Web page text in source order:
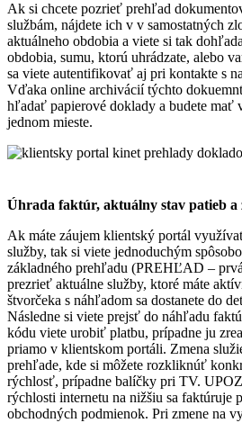
Ak si chcete pozrieť prehľad
službám, nájdete ich v v samostatných
aktuálneho obdobia a viete si tak
obdobia, sumu, ktorú uhrádzate, alebo
sa viete autentifikovať aj pri kontakte s
Vďaka online archivácií týchto
hľadať papierové doklady a budete mať
jednom mieste.
Úhrada faktúr, aktuálny stav patieb a
Ak máte záujem klientský portál
služby, tak si viete jednoduchým
základného prehľadu (PREHĽAD –
prezrieť aktuálne služby, ktoré máte
štvorčeka s náhľadom sa dostanete do
Následne si viete prejsť do náhľadu
kódu viete urobiť platbu, prípadne ju
priamo v klientskom portáli. Zmena
prehľade, kde si môžete rozkliknúť
rýchlosť, prípadne balíčky pri TV.
rýchlosti internetu na nižšiu sa faktúruje
obchodných podmienok. Pri zmene na